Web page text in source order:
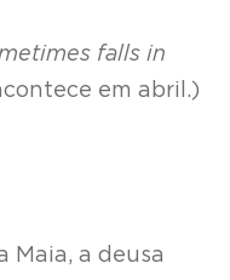
falls in
em abril.)
Maia, a deusa